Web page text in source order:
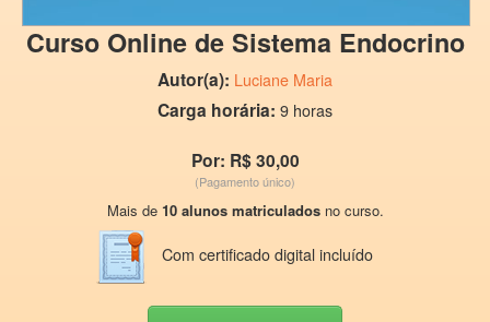
Curso Online de Sistema Endocrino
Autor(a): Luciane Maria
Carga horária: 9 horas
Por: R$ 30,00
(Pagamento único)
Mais de 10 alunos matriculadosno curso.
Com certificado digital incluído